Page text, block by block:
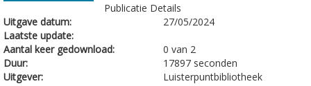
Publicatie Details
Uitgave datum:
27/05/2024
Laatste update:
Aantal keer gedownload:
0 van 2
Duur:
17897 seconden
Uitgever:
Luisterpuntbibliotheek